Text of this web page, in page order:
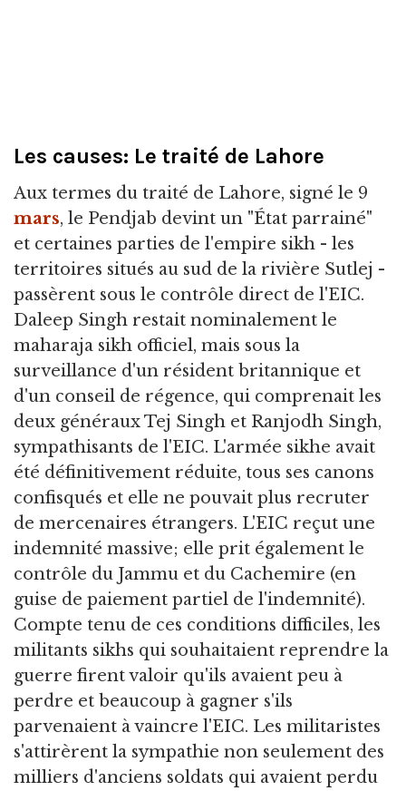
Les causes: Le traité de Lahore
Aux termes du traité de Lahore, signé le 9
mars, le Pendjab devint un "État parrainé"
et certaines parties de l'empire sikh - les
territoires situés au sud de la rivière Sutlej -
passèrent sous le contrôle direct de l'EIC.
Daleep Singh restait nominalement le
maharaja sikh officiel, mais sous la
surveillance d'un résident britannique et
d'un conseil de régence, qui comprenait les
deux généraux Tej Singh et Ranjodh Singh,
sympathisants de l'EIC. L'armée sikhe avait
été définitivement réduite, tous ses canons
confisqués et elle ne pouvait plus recruter
de mercenaires étrangers. L'EIC reçut une
indemnité massive; elle prit également le
contrôle du Jammu et du Cachemire (en
guise de paiement partiel de l'indemnité).
Compte tenu de ces conditions difficiles, les
militants sikhs qui souhaitaient reprendre la
guerre firent valoir qu'ils avaient peu à
perdre et beaucoup à gagner s'ils
parvenaient à vaincre l'EIC. Les militaristes
s'attirèrent la sympathie non seulement des
milliers d'anciens soldats qui avaient perdu